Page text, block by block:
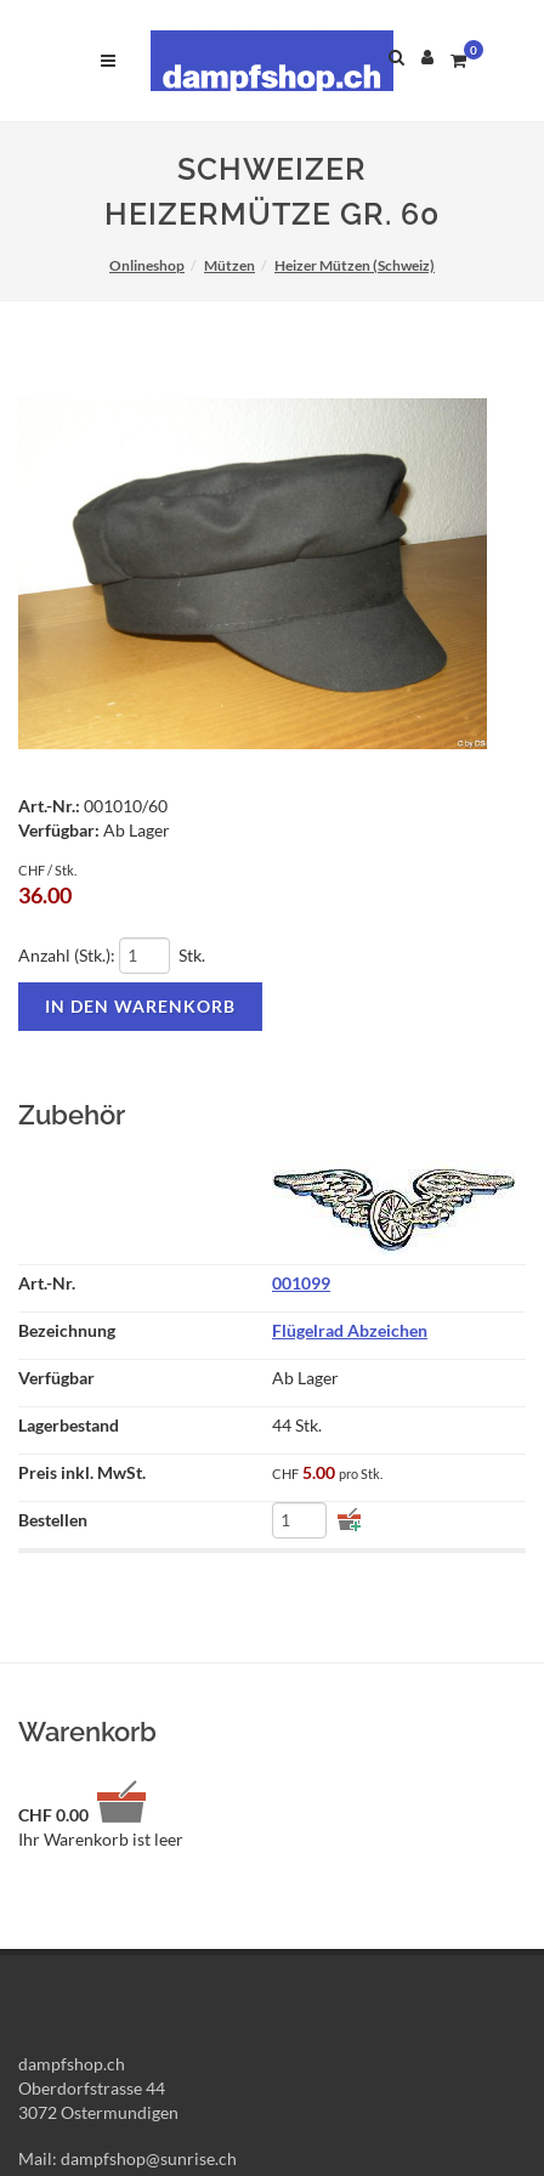
0
SCHWEIZER
HEIZERMÜTZE GR. 60
Onlineshop Mützen Heizer Mützen (Schweiz)
Art.-Nr.: 001010/60
Verfügbar: Ab Lager
CHF / Stk.
36.00
Anzahl (Stk.): Stk.
Zubehör
001099
Flügelrad Abzeichen
Ab Lager
44 Stk.
CHF 5.00 pro Stk.
Warenkorb
CHF0.00
Ihr Warenkorb ist leer
dampfshop.ch
Oberdorfstrasse 44
3072 Ostermundigen
Mail: dampfshop@sunrise.ch